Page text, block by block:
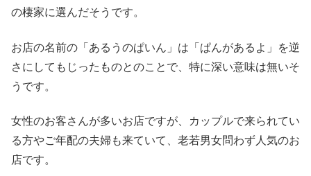
の棲家に選んだそうです。
お店の名前の「あるうのぱいん」は「ぱんがあるよ」を逆
さにしてもじったものとのことで、特に深い意味は無いそ
うです。
女性のお客さんが多いお店ですが、カップルで来られてい
る方やご年配の夫婦も来ていて、老若男女問わず人気のお
店です。